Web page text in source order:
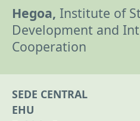
Hegoa, Institute of
Development and
Cooperation
SEDE CENTRAL
EHU